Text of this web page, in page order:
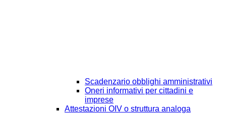
Scadenzario obblighi amministrativi
Oneri informativi per cittadini e
imprese
Attestazioni OIV o struttura analoga